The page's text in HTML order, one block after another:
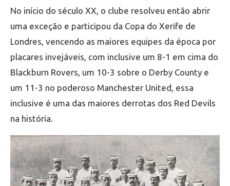
No início do século XX, o clube resolveu então abrir
uma exceção e participou da Copa do Xerife de
Londres, vencendo as maiores equipes da época por
placares invejáveis, com inclusive um 8-1 em cima do
Blackburn Rovers, um 10-3 sobre o Derby County e
um 11-3 no poderoso Manchester United, essa
inclusive é uma das maiores derrotas dos Red Devils
na história.